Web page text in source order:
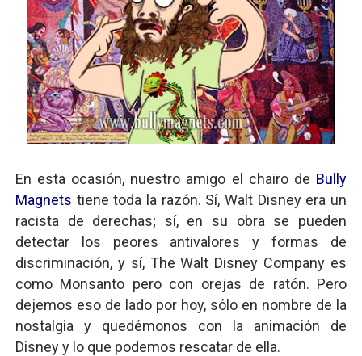
En esta ocasión, nuestro amigo el chairo de Bully
Magnets tiene toda la razón. Sí, Walt Disney era un
racista de derechas; sí, en su obra se pueden
detectar los peores antivalores y formas de
discriminación, y sí, The Walt Disney Company es
como Monsanto pero con orejas de ratón. Pero
dejemos eso de lado por hoy, sólo en nombre de la
nostalgia y quedémonos con la animación de
Disney y lo que podemos rescatar de ella.